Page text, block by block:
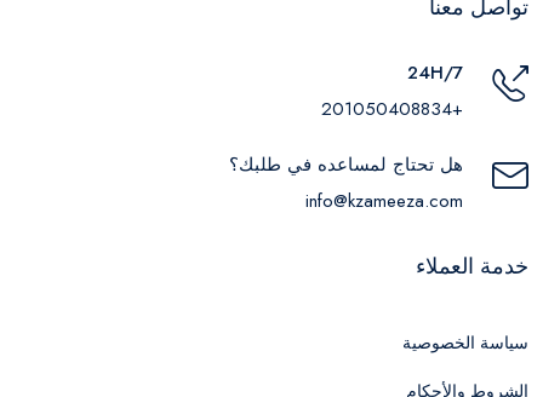
تواصل معنا
24H/7
+201050408834
هل تحتاج لمساعده في طلبك؟
info@kzameeza.com
خدمة العملاء
سياسة الخصوصية
الشروط والأحكام